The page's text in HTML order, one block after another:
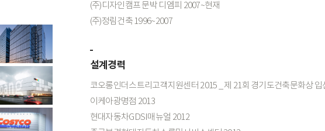
(주)디자인캠프 문박 디엠피 2007~현재
(주)정림건축 1996~2007
설계경력
코오롱인더스트리고객지원센터 2015 _ 제 21회 경기도건축문화상 입
이케아광명점 2013
현대자동차GDSI매뉴얼 2012